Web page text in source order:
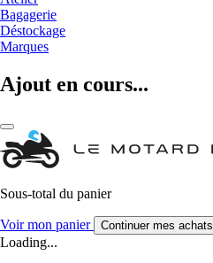
Bagagerie
Déstockage
Marques
Ajout en cours...
Sous-total du panier
Voir mon panier Continuer mes achats
Loading...